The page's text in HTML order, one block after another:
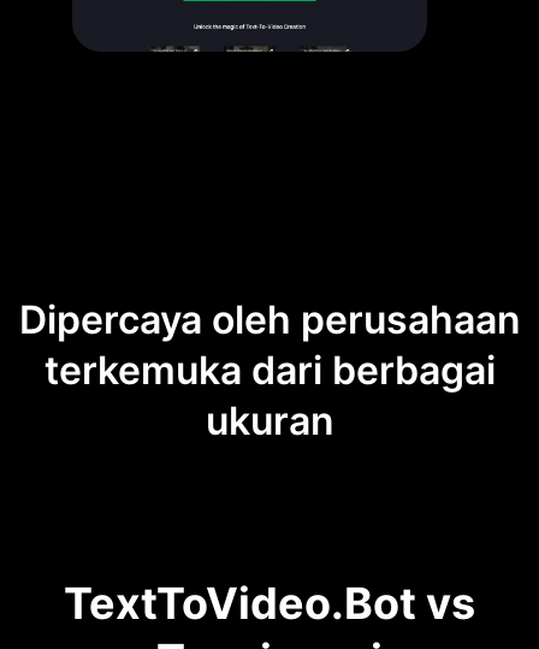
Dipercaya oleh perusahaan
terkemuka dari berbagai
ukuran
TextToVideo.Bot vs